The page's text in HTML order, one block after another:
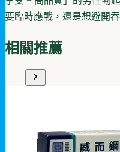
要臨時應戰，還是想避開
相關推薦